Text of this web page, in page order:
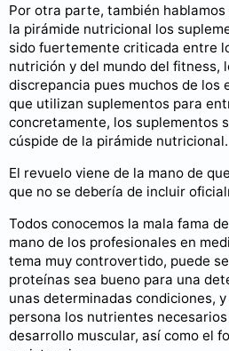
Por otra parte, también
la pirámide nutricional los
sido fuertemente criticada entre
nutrición y del mundo del fitness,
discrepancia pues muchos de los
que utilizan suplementos para
concretamente, los suplementos
cúspide de la pirámide nutricional.
El revuelo viene de la mano de
que no se debería de incluir
Todos conocemos la mala fama
mano de los profesionales en
tema muy controvertido, puede
proteínas sea bueno para una
unas determinadas condiciones,
persona los nutrientes
desarrollo muscular, así como el